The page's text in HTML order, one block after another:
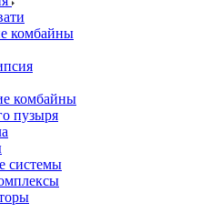
комбайны
комбайны
пузыря
системы